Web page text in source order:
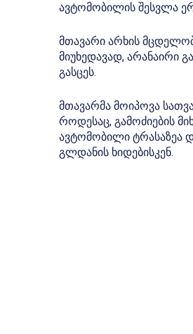
ავტომობილის შესვლა
მთავარი არხის
მიუხედავად, არანაირი
გასცეს.
მთავარმა მოიპოვა
როდესაც, გამოძიების
ავტომობილი ტრასაზეა
გლდანის ხიდებისკენ.